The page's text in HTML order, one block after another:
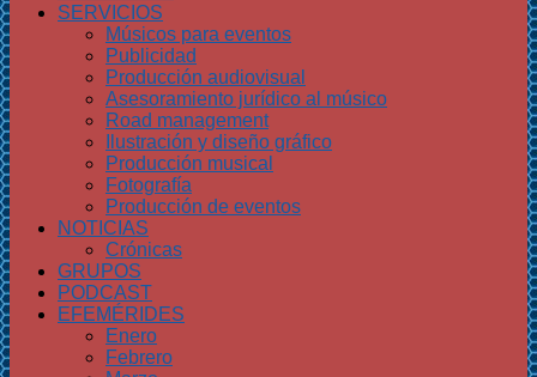
SERVICIOS
Músicos para eventos
Publicidad
Producción audiovisual
Asesoramiento jurídico al músico
Road management
Ilustración y diseño gráfico
Producción musical
Fotografía
Producción de eventos
NOTICIAS
Crónicas
GRUPOS
PODCAST
EFEMÉRIDES
Enero
Febrero